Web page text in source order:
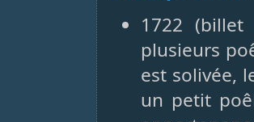
1722 (billet
plusieurs
est solivée,
un petit